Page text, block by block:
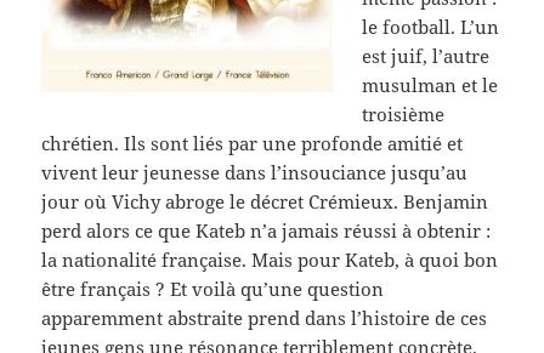
le football. L’un
est juif, l’autre
musulman et le
troisième
chrétien. Ils sont liés par une profonde amitié et
vivent leur jeunesse dans l’insouciance jusqu’au
jour où Vichy abroge le décret Crémieux. Benjamin
perd alors ce que Kateb n’a jamais réussi à obtenir :
la nationalité française. Mais pour Kateb, à quoi bon
être français ? Et voilà qu’une question
apparemment abstraite prend dans l’histoire de ces
jeunes gens une résonance terriblement concrète.